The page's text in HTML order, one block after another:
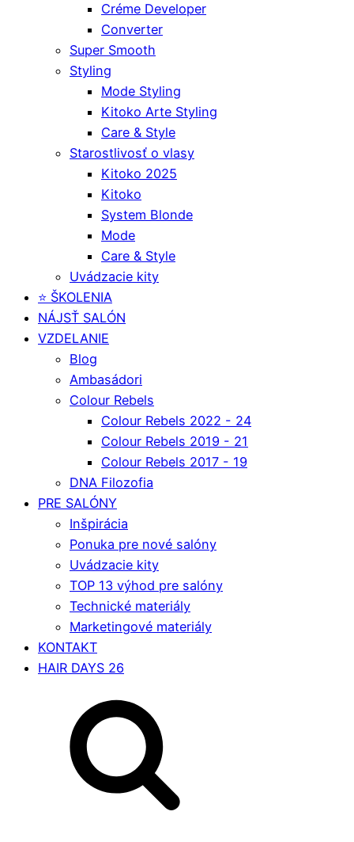
Créme Developer
Converter
Super Smooth
Styling
Mode Styling
Kitoko Arte Styling
Care & Style
Starostlivosť o vlasy
Kitoko 2025
Kitoko
System Blonde
Mode
Care & Style
Uvádzacie kity
⭐️ ŠKOLENIA
NÁJSŤ SALÓN
VZDELANIE
Blog
Ambasádori
Colour Rebels
Colour Rebels 2022 - 24
Colour Rebels 2019 - 21
Colour Rebels 2017 - 19
DNA Filozofia
PRE SALÓNY
Inšpirácia
Ponuka pre nové salóny
Uvádzacie kity
TOP 13 výhod pre salóny
Technické materiály
Marketingové materiály
KONTAKT
HAIR DAYS 26